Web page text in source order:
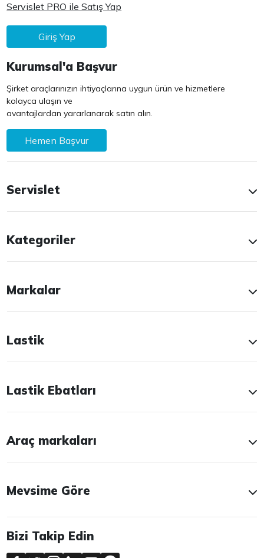
Servislet PRO ile Satış Yap
Giriş Yap
Kurumsal'a Başvur
Şirket araçlarınızın ihtiyaçlarına uygun ürün ve hizmetlere
kolayca ulaşın ve
avantajlardan yararlanarak satın alın.
Hemen Başvur
Servislet
Kategoriler
Markalar
Lastik
Lastik Ebatları
Araç markaları
Mevsime Göre
Bizi Takip Edin